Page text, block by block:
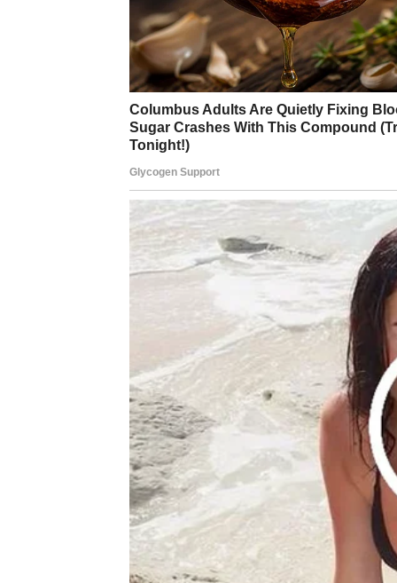
U ovom trenutku ne mogu da razgovaram o
trenutnu situaciju sa njim”, napomenula je ona.